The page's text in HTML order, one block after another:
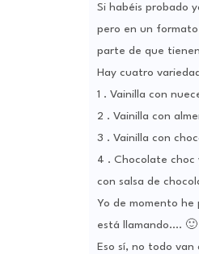
Si habéis probado
pero en un formato
parte de que
Hay cuatro
1 . Vainilla con
2 . Vainilla con
3 . Vainilla con
4 . Chocolate choc
con salsa de
Yo de momento he
está llamando…. 🙂
Eso sí, no todo